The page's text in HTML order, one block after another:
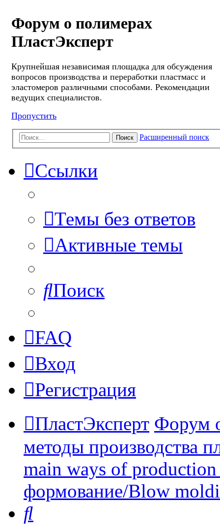
Форум о полимерах
ПластЭксперт
Крупнейшая независимая площадка для обсуждения
вопросов производства и переработки пластмасс и
эластомеров различными способами. Рекомендации
ведущих специалистов.
Пропустить
Поиск Расширенный поиск
Ссылки
Темы без ответов
Активные темы
Поиск
FAQ
Вход
Регистрация
ПластЭксперт Форум
методы производства
main ways of
формование/Blow